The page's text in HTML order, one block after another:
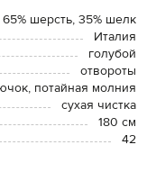
65% шерсть, 35% шелк
Италия
голубой
отвороты
потайная молния
сухая чистка
180 см
42